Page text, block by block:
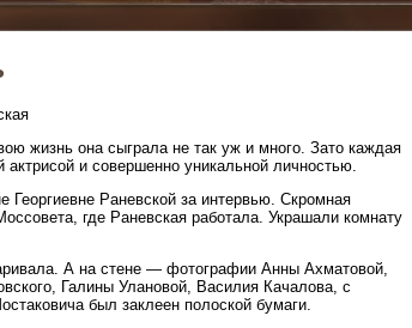
жизнь она сыграла не так уж и много. Зато каждая
и совершенно уникальной личностью.
Раневской за интервью. Скромная
где Раневская работала. Украшали комнату
А на стене — фотографии Анны Ахматовой,
Галины Улановой, Василия Качалова, с
был заклеен полоской бумаги.